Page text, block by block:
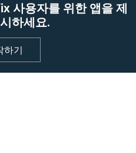
사용자를 위한 앱을 제
하세요.
하기